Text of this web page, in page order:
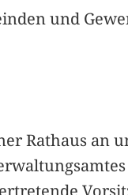
und
Rathaus an